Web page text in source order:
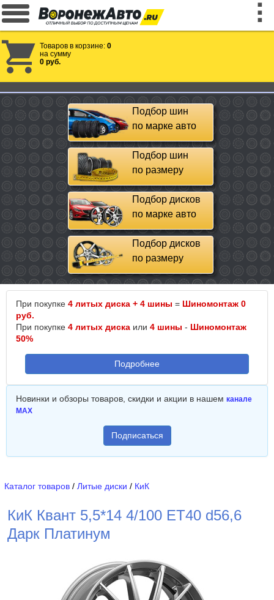
Товаров в корзине: 0
на сумму
0 руб.
Подбор шин
по марке авто
Подбор шин
по размеру
Подбор дисков
по марке авто
Подбор дисков
по размеру
При покупке 4 литых диска + 4 шины = Шиномонтаж 0
руб.
При покупке 4 литых диска или 4 шины - Шиномонтаж
50%
Подробнее
Новинки и обзоры товаров, скидки и акции в нашем канале
MAX
Подписаться
Каталог товаров / Литые диски / КиК
КиК Квант 5,5*14 4/100 ET40 d56,6
Дарк Платинум